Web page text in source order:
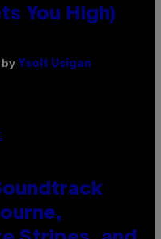
You High)
by Ysolt Usigan